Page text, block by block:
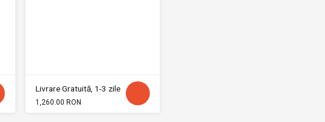
Livrare Gratuită, 1-3 zile
1,260.00 RON